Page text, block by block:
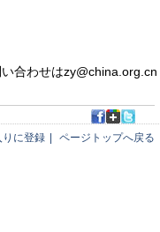
合わせはzy@china.org.cn
りに登録 ページトップへ戻る